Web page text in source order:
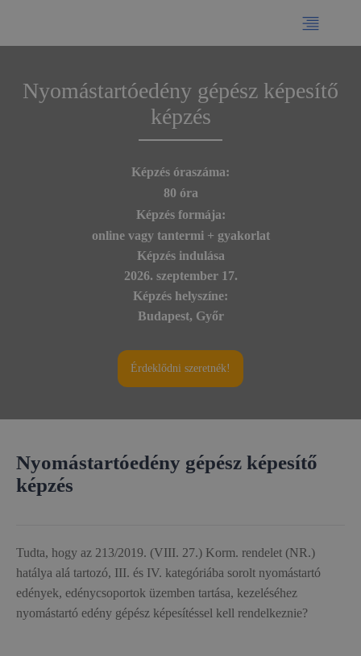
Nyomástartóedény gépész képesítő
képzés
Képzés óraszáma:
80 óra
Képzés formája:
online vagy tantermi + gyakorlat
Képzés indulása
2026. szeptember 17.
Képzés helyszíne:
Budapest, Győr
Érdeklődni szeretnék!
Nyomástartóedény gépész képesítő
képzés
Tudta, hogy az 213/2019. (VIII. 27.) Korm. rendelet (NR.)
hatálya alá tartozó, III. és IV. kategóriába sorolt nyomástartó
edények, edénycsoportok üzemben tartása, kezeléséhez
nyomástartó edény gépész képesítéssel kell rendelkeznie?